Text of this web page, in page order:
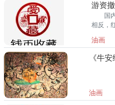
游资
国内
相反，
油画
油画